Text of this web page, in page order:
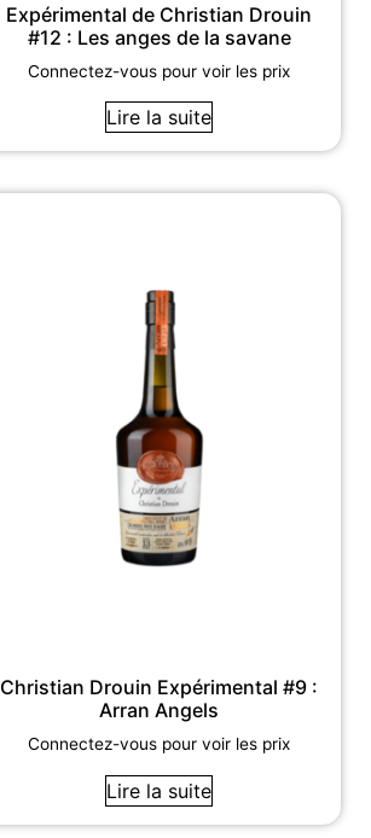
Expérimental de Christian Drouin
#12 : Les anges de la savane
Connectez-vous pour voir les prix
Lire la suite
Christian Drouin Expérimental #9 :
Arran Angels
Connectez-vous pour voir les prix
Lire la suite